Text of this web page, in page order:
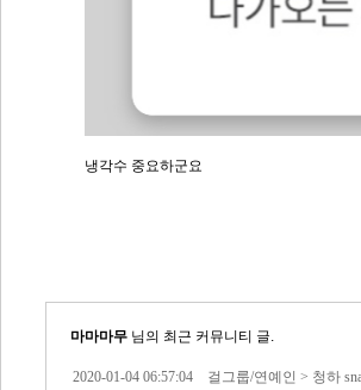
냉각수 중요하군요
마마마무님의 최근 커뮤니티 글.
2020-01-04 06:57:04 걸그룹/연예인 > 청하